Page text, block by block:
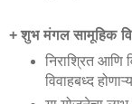
+ शुभ मंगल सामूहिक
निराश्रित आणि
विवाहबध्द